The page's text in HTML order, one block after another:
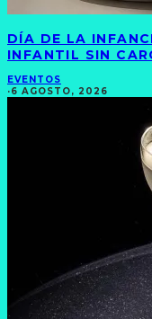
DÍA DE LA
INFANTIL SIN
EVENTOS
·6 AGOSTO, 2026